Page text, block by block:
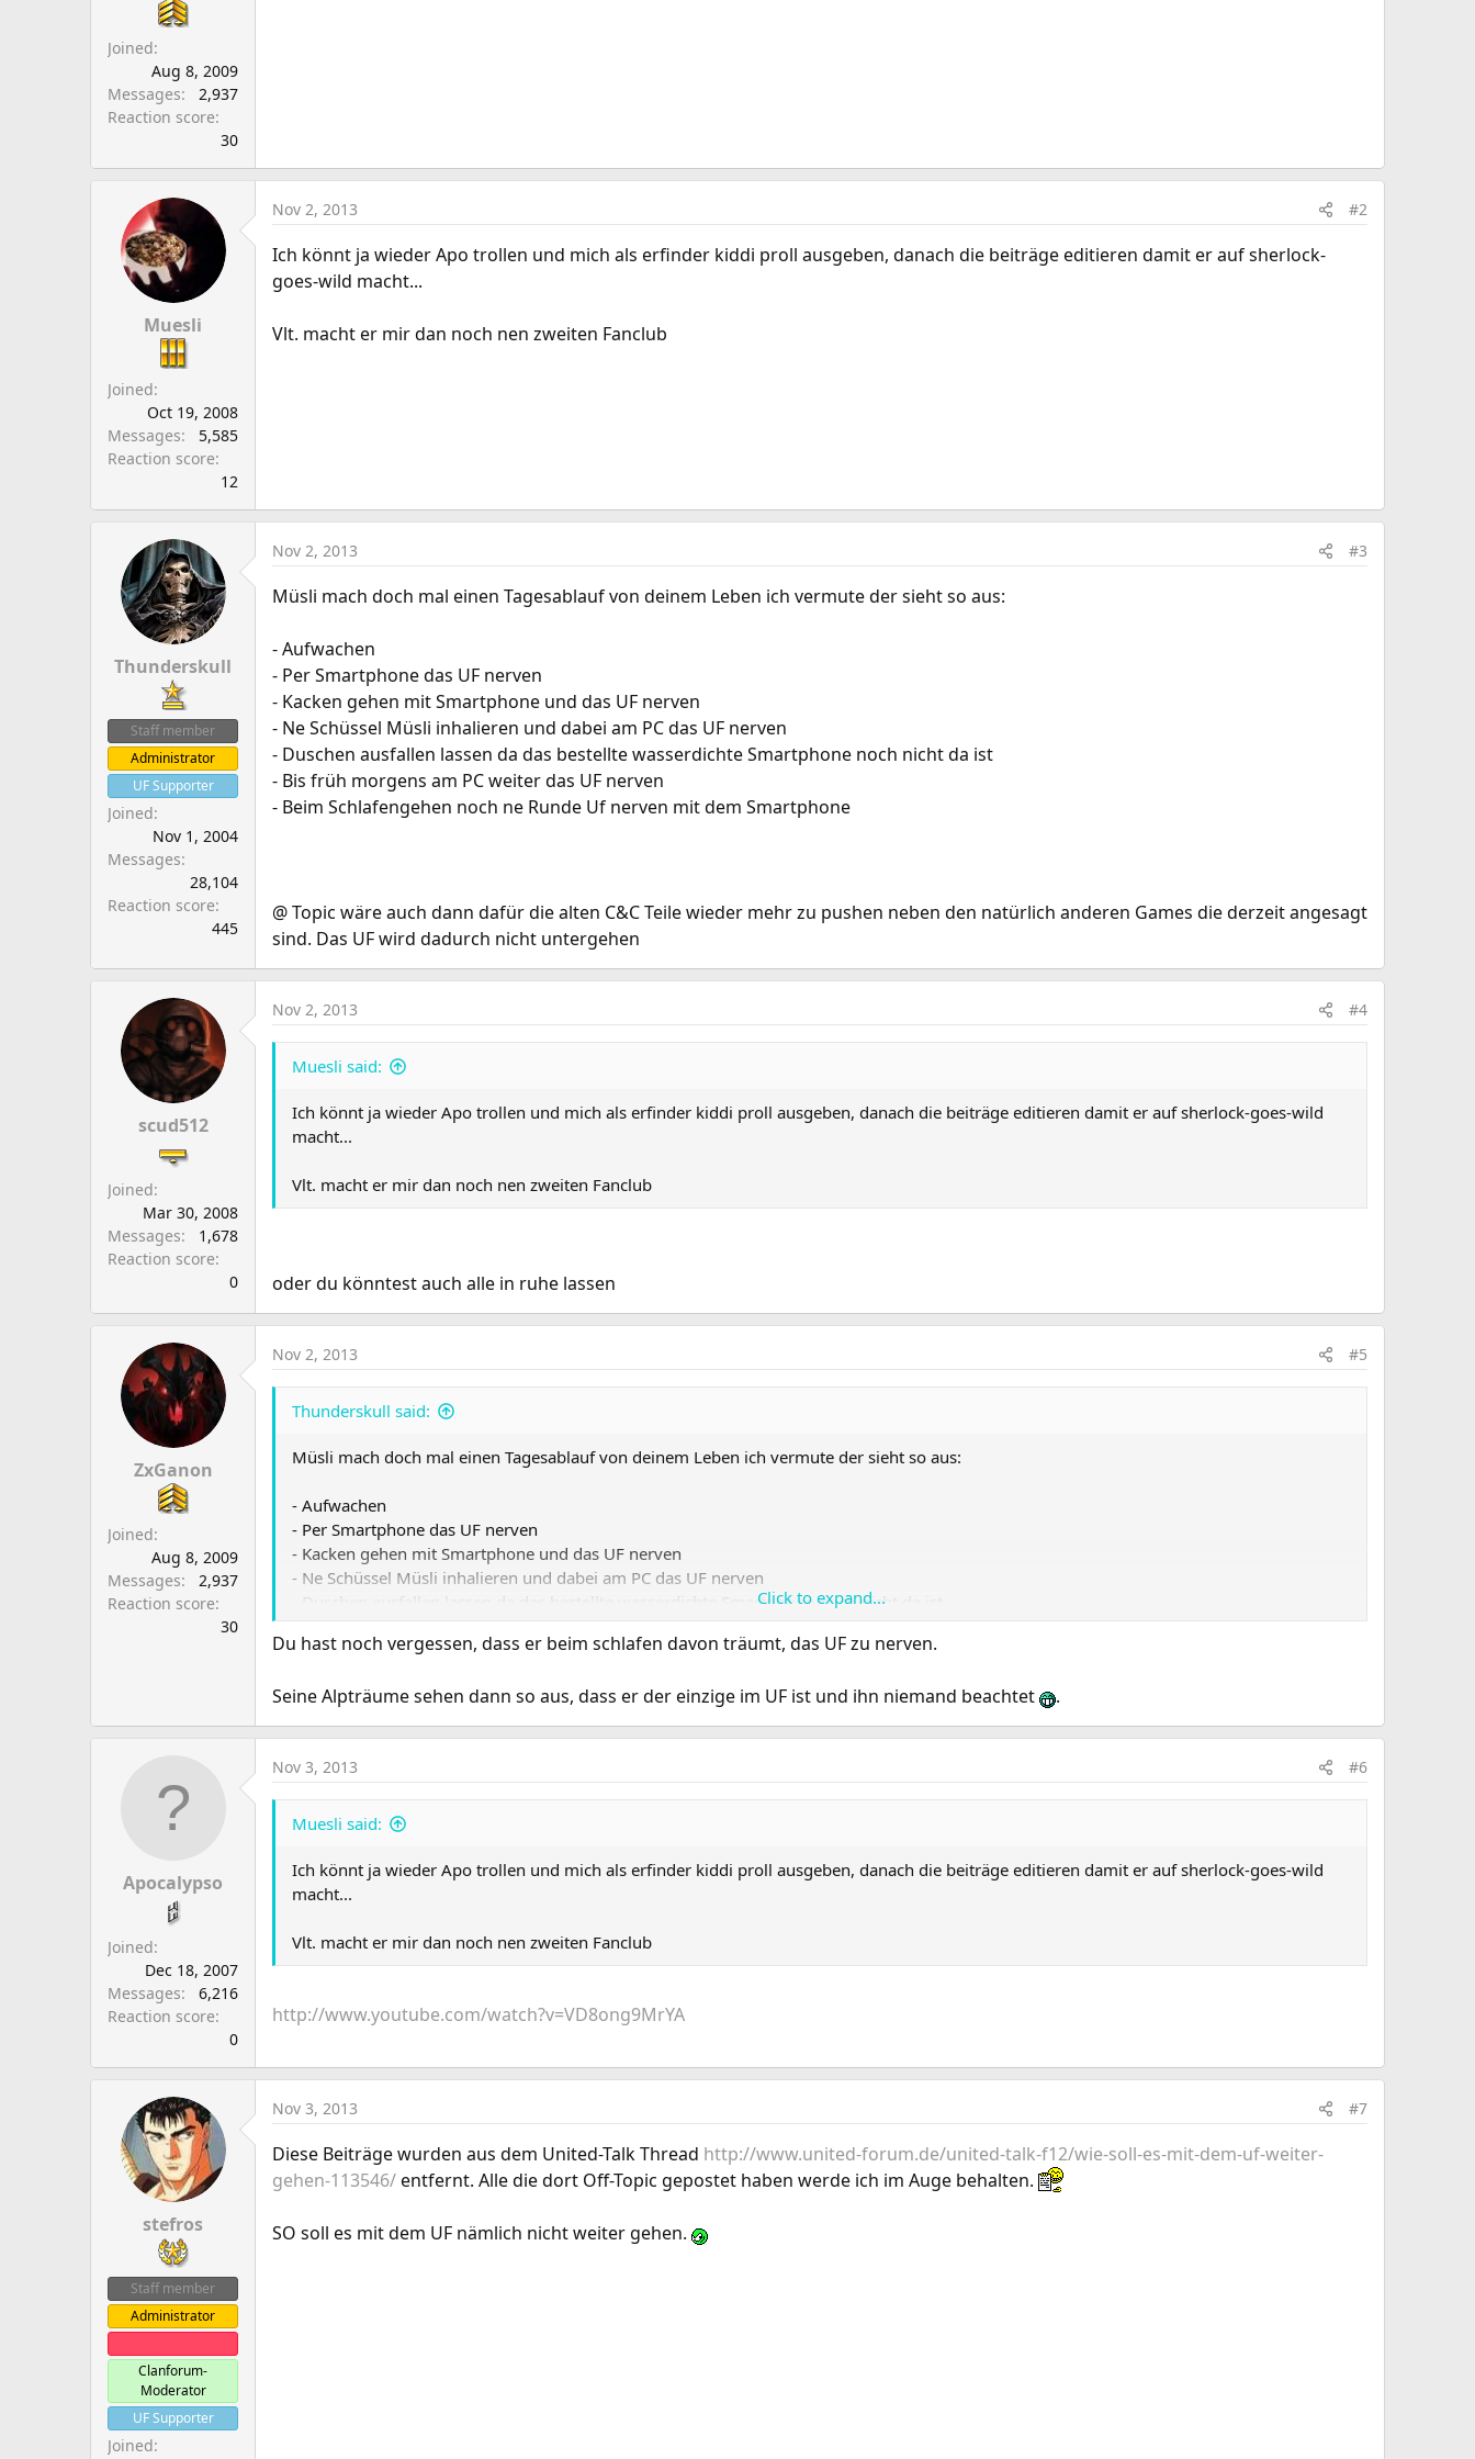
t
r
Joined
Aug 8, 2009
Messages
2,937
Reaction score
30
Muesli
Joined
Oct 19, 2008
Messages
5,585
Reaction score
12
Nov 2, 2013 #2
Ich könnt ja wieder Apo trollen und mich als erfinder kiddi proll ausgeben, danach die beiträge editieren damit er auf sherlock-
goes-wild macht...
Vlt. macht er mir dan noch nen zweiten Fanclub
Thunderskull
Staff member
Administrator
UF Supporter
Joined
Nov 1, 2004
Messages
28,104
Reaction score
445
Nov 2, 2013 #3
Müsli mach doch mal einen Tagesablauf von deinem Leben ich vermute der sieht so aus:
- Aufwachen
- Per Smartphone das UF nerven
- Kacken gehen mit Smartphone und das UF nerven
- Ne Schüssel Müsli inhalieren und dabei am PC das UF nerven
- Duschen ausfallen lassen da das bestellte wasserdichte Smartphone noch nicht da ist
- Bis früh morgens am PC weiter das UF nerven
- Beim Schlafengehen noch ne Runde Uf nerven mit dem Smartphone
@ Topic wäre auch dann dafür die alten C&C Teile wieder mehr zu pushen neben den natürlich anderen Games die derzeit angesagt
sind. Das UF wird dadurch nicht untergehen
scud512
Joined
Mar 30, 2008
Messages
1,678
Reaction score
0
Nov 2, 2013 #4
Muesli said:
Ich könnt ja wieder Apo trollen und mich als erfinder kiddi proll ausgeben, danach die beiträge editieren damit er auf sherlock-goes-wild
macht...
Vlt. macht er mir dan noch nen zweiten Fanclub
oder du könntest auch alle in ruhe lassen
ZxGanon
Joined
Aug 8, 2009
Messages
2,937
Reaction score
30
Nov 2, 2013 #5
Thunderskull said:
Müsli mach doch mal einen Tagesablauf von deinem Leben ich vermute der sieht so aus:
- Aufwachen
- Per Smartphone das UF nerven
- Kacken gehen mit Smartphone und das UF nerven
- Ne Schüssel Müsli inhalieren und dabei am PC das UF nerven
- Duschen ausfallen lassen da das bestellte wasserdichte Smartphone noch nicht da ist
- Bis früh morgens am PC weiter das UF nerven
- Beim Schlafengehen noch ne Runde Uf nerven mit dem Smartphone
Das UF wird dadurch nicht untergehen
Click to expand...
Du hast noch vergessen, dass er beim schlafen davon träumt, das UF zu nerven.
Seine Alpträume sehen dann so aus, dass er der einzige im UF ist und ihn niemand beachtet .
Apocalypso
Joined
Dec 18, 2007
Messages
6,216
Reaction score
0
Nov 3, 2013 #6
Muesli said:
Ich könnt ja wieder Apo trollen und mich als erfinder kiddi proll ausgeben, danach die beiträge editieren damit er auf sherlock-goes-wild
macht...
Vlt. macht er mir dan noch nen zweiten Fanclub
http://www.youtube.com/watch?v=VD8ong9MrYA
stefros
Staff member
Administrator
Clanforum-
Moderator
UF Supporter
Joined
Nov 3, 2013 #7
Diese Beiträge wurden aus dem United-Talk Thread http://www.united-forum.de/united-talk-f12/wie-soll-es-mit-dem-uf-weiter-
gehen-113546/entfernt. Alle die dort Off-Topic gepostet haben werde ich im Auge behalten.
SO soll es mit dem UF nämlich nicht weiter gehen.